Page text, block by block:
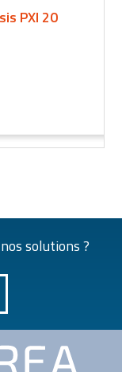
PXI 20
solutions ?